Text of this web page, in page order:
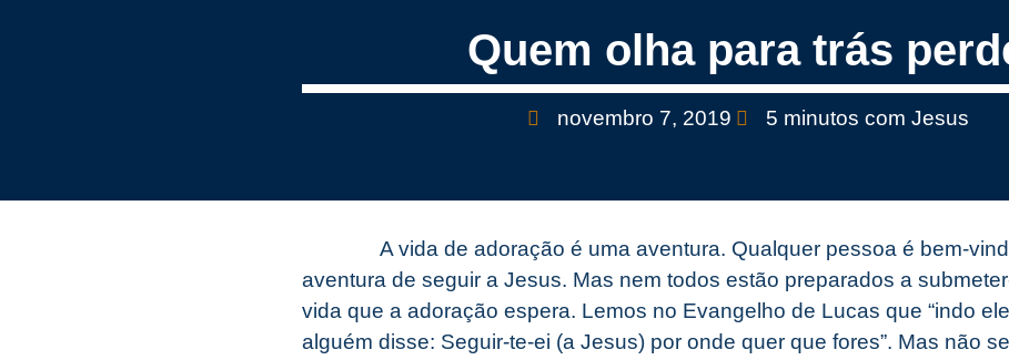
Quem olha para trás
novembro 7, 2019 5 minutos com Jesus
A vida de adoração é uma aventura. Qualquer pessoa é bem-
aventura de seguir a Jesus. Mas nem todos estão preparados a
vida que a adoração espera. Lemos no Evangelho de Lucas que “indo
alguém disse: Seguir-te-ei (a Jesus) por onde quer que fores”. Mas não